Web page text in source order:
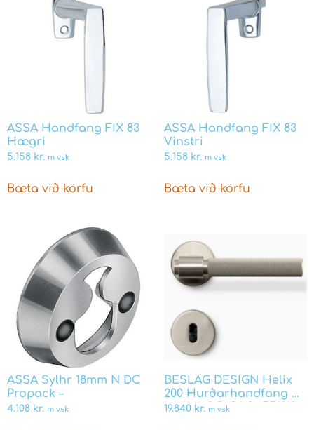
ASSA Handfang FIX 83
Hægri
5.158 kr. m vsk
Bæta við körfu
ASSA Handfang FIX 83
Vinstri
5.158 kr. m vsk
Bæta við körfu
ASSA Sylhr 18mm N DC
Propack –
4.108 kr. m vsk
BESLAG DESIGN Helix
200 Hurðarhandfang m.
lykillaufi Ryðfrítt 751013-
19.840 kr. m vsk